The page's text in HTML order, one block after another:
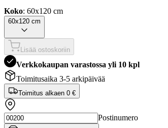
Koko: 60x120 cm
60x120 cm
Lisää ostoskoriin
Verkkokaupan varastossa yli 10 kpl
Toimitusaika 3-5 arkipäivää
Toimitus alkaen 0 €
Postinumero